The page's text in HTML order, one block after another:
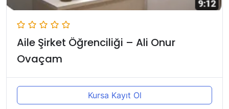
Aile Şirket Öğrenciliği – Ali Onur
Ovaçam
Kursa Kayıt Ol